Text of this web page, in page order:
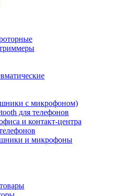
с микрофоном)
для телефонов
и контакт-центра
и микрофоны